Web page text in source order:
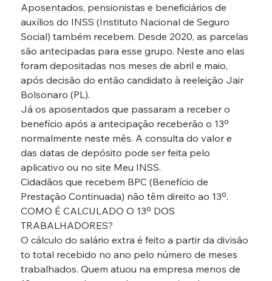
Aposentados, pensionistas e beneficiários de
auxílios do INSS (Instituto Nacional de Seguro
Social) também recebem. Desde 2020, as parcelas
são antecipadas para esse grupo. Neste ano elas
foram depositadas nos meses de abril e maio,
após decisão do então candidato à reeleição Jair
Bolsonaro (PL).
Já os aposentados que passaram a receber o
benefício após a antecipação receberão o 13º
normalmente neste mês. A consulta do valor e
das datas de depósito pode ser feita pelo
aplicativo ou no site Meu INSS.
Cidadãos que recebem BPC (Benefício de
Prestação Continuada) não têm direito ao 13º.
COMO É CALCULADO O 13º DOS
TRABALHADORES?
O cálculo do salário extra é feito a partir da divisão
to total recebido no ano pelo número de meses
trabalhados. Quem atuou na empresa menos de